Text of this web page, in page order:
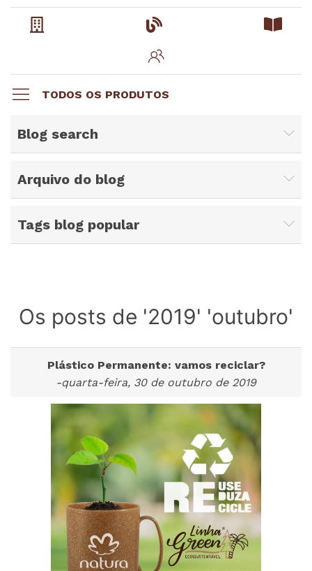
TODOS OS PRODUTOS
Blog search
Arquivo do blog
Tags blog popular
Os posts de '2019' 'outubro'
Plástico Permanente: vamos reciclar?
-quarta-feira, 30 de outubro de 2019